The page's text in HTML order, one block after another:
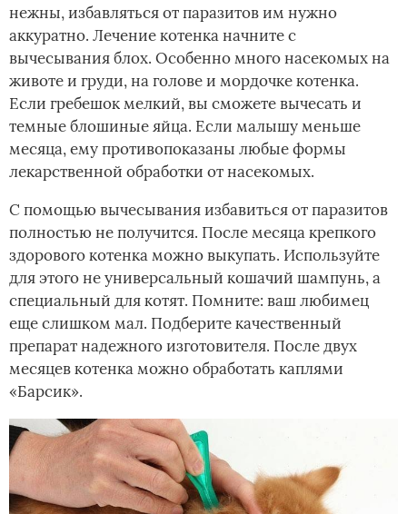
нежны, избавляться от паразитов им нужно
аккуратно. Лечение котенка начните с
вычесывания блох. Особенно много насекомых на
животе и груди, на голове и мордочке котенка.
Если гребешок мелкий, вы сможете вычесать и
темные блошиные яйца. Если малышу меньше
месяца, ему противопоказаны любые формы
лекарственной обработки от насекомых.
С помощью вычесывания избавиться от паразитов
полностью не получится. После месяца крепкого
здорового котенка можно выкупать. Используйте
для этого не универсальный кошачий шампунь, а
специальный для котят. Помните: ваш любимец
еще слишком мал. Подберите качественный
препарат надежного изготовителя. После двух
месяцев котенка можно обработать каплями
«Барсик».